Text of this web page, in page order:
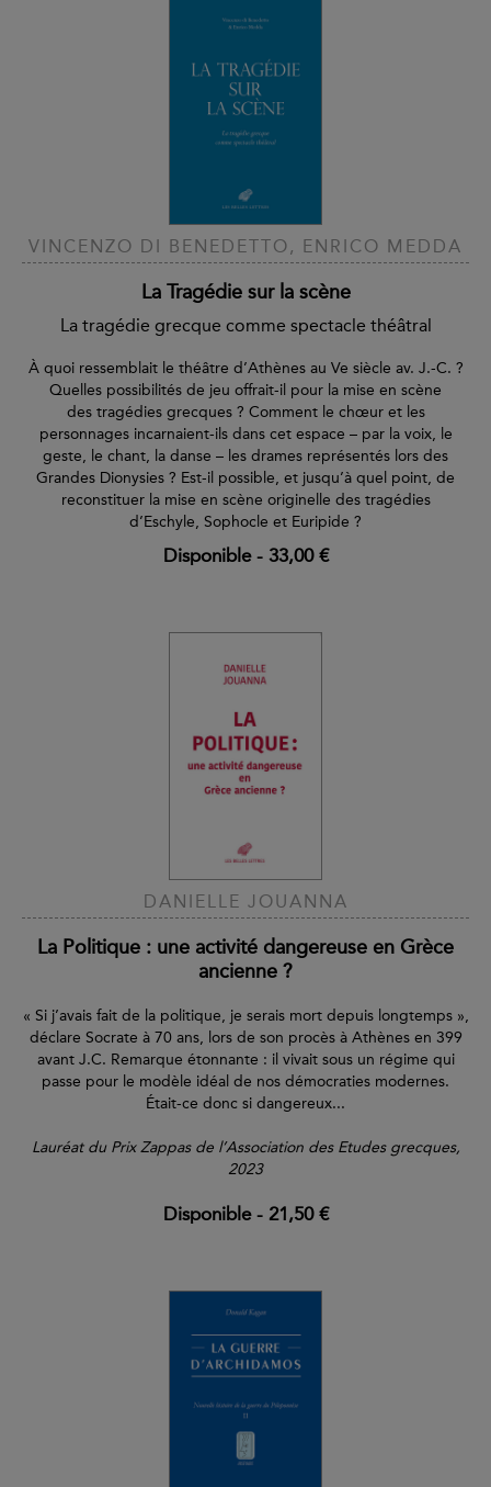
VINCENZO DI BENEDETTO, ENRICO MEDDA
La Tragédie sur la scène
La tragédie grecque comme spectacle théâtral
À quoi ressemblait le théâtre d’Athènes au Ve siècle av. J.-C. ?
Quelles possibilités de jeu offrait-il pour la mise en scène
des tragédies grecques ? Comment le chœur et les
personnages incarnaient-ils dans cet espace – par la voix, le
geste, le chant, la danse – les drames représentés lors des
Grandes Dionysies ? Est-il possible, et jusqu’à quel point, de
reconstituer la mise en scène originelle des tragédies
d’Eschyle, Sophocle et Euripide ?
Disponible- 33,00 €
DANIELLE JOUANNA
La Politique : une activité dangereuse en Grèce
ancienne ?
« Si j’avais fait de la politique, je serais mort depuis longtemps »,
déclare Socrate à 70 ans, lors de son procès à Athènes en 399
avant J.C. Remarque étonnante : il vivait sous un régime qui
passe pour le modèle idéal de nos démocraties modernes.
Était-ce donc si dangereux...
Lauréat du Prix Zappas de l’Association des Etudes grecques,
2023
Disponible- 21,50 €